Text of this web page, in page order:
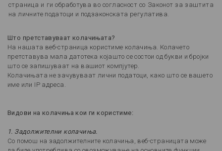
страница и ги обработува во согласност со Законот за заштита
на личните податоци и подзаконската регулатива.
Што претставуваат колачињата?
На нашата веб-страница користиме колачиња. Колачето
претставува мала датотека којашто се состои од букви и бројки
што се запишуваат на вашиот компјутер.
Колачињата не зачувуваат лични податоци, како што се вашето
име или IP адреса.
Видови на колачиња кои ги користиме:
1. Задолжителни колачиња.
Со помош на задолжителните колачиња, веб-страницата може